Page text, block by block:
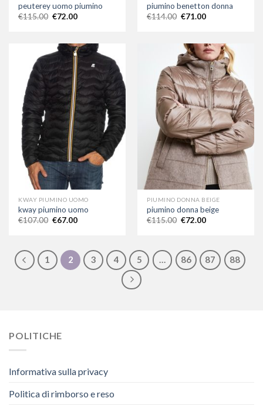
peuterey uomo piumino
€115.00 €72.00
piumino benetton donna
€114.00 €71.00
KWAY PIUMINO UOMO
kway piumino uomo
€107.00 €67.00
PIUMINO DONNA BEIGE
piumino donna beige
€115.00 €72.00
1 2 3 4 5 … 86 87 88
POLITICHE
Informativa sulla privacy
Politica di rimborso e reso